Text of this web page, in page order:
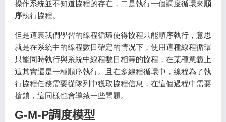
操作系統並不知道協程的存在，二是執行一個調度循環來順
序執行協程。
但是這裏我們學習的線程循環使得協程只能順序執行，意思
就是在系統中的線程數目確定的情况下，使用這種線程循環
只能同時執行與系統中線程數目相等的協程，在某種意義上
這其實還是一種順序執行。且在多線程循環中，線程為了執
行協程任務需要從隊列中獲取協程信息，在這個過程中需要
搶鎖，這同樣也會導致一些問題。
G-M-P調度模型